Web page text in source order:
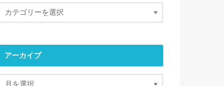
アーカイブ